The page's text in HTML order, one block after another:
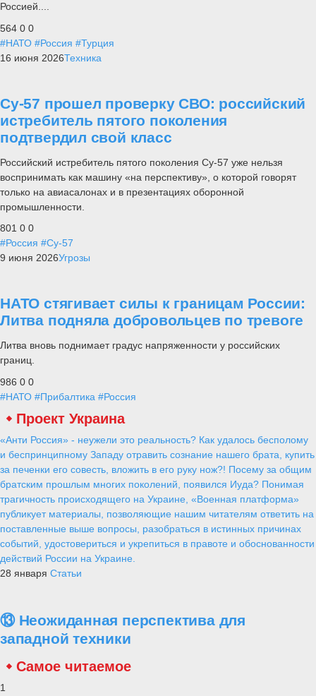
Россией....
564 0 0
#НАТО #Россия #Турция
16 июня 2026Техника
Су-57 прошел проверку СВО: российский
истребитель пятого поколения
подтвердил свой класс
Российский истребитель пятого поколения Су-57 уже нельзя
воспринимать как машину «на перспективу», о которой говорят
только на авиасалонах и в презентациях оборонной
промышленности.
801 0 0
#Россия #Су-57
9 июня 2026Угрозы
НАТО стягивает силы к границам России:
Литва подняла добровольцев по тревоге
Литва вновь поднимает градус напряженности у российских
границ.
986 0 0
#НАТО #Прибалтика #Россия
Проект Украина
«Анти Россия» - неужели это реальность? Как удалось бесполому
и беспринципному Западу отравить сознание нашего брата, купить
за печенки его совесть, вложить в его руку нож?! Посему за общим
братским прошлым многих поколений, появился Иуда? Понимая
трагичность происходящего на Украине, «Военная платформа»
публикует материалы, позволяющие нашим читателям ответить на
поставленные выше вопросы, разобраться в истинных причинах
событий, удостовериться и укрепиться в правоте и обоснованности
действий России на Украине.
28 января Статьи
⑬ Неожиданная перспектива для
западной техники
Самое читаемое
1